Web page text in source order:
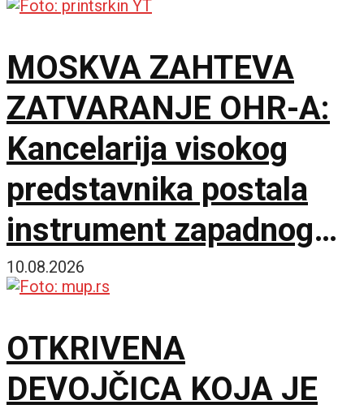
MOSKVA ZAHTEVA
ZATVARANJE OHR-A:
Kancelarija visokog
predstavnika postala
instrument zapadnog
neokolonijalizma
10.08.2026
OTKRIVENA
DEVOJČICA KOJA JE